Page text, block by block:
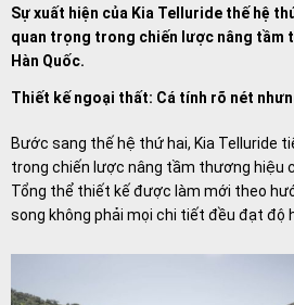
Sự xuất hiện của Kia Telluride thế hệ
quan trọng trong chiến lược nâng tầm
Hàn Quốc.
Thiết kế ngoại thất: Cá tính rõ nét
Bước sang thế hệ thứ hai, Kia Telluride
trong chiến lược nâng tầm thương hiệu
Tổng thể thiết kế được làm mới theo
song không phải mọi chi tiết đều đạt độ